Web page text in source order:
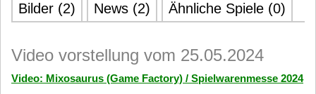
Bilder (2)
News (2) Ähnliche Spiele (0)
Video vorstellung vom 25.05.2024
Video: Mixosaurus (Game Factory) / Spielwarenmesse 2024